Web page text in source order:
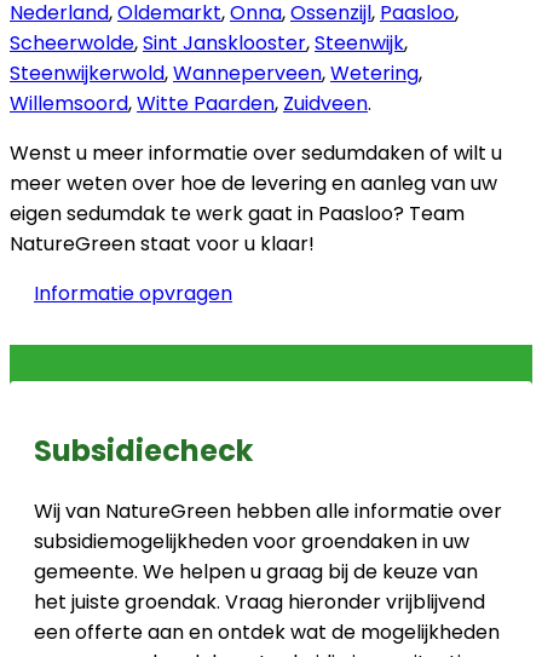
Nederland,Oldemarkt,Onna,Ossenzijl, Paasloo,
Scheerwolde,Sint Jansklooster,Steenwijk,
Steenwijkerwold,Wanneperveen,Wetering,
Willemsoord,Witte Paarden, Zuidveen.
Wenst u meer informatie over sedumdaken of wilt u
meer weten over hoe de levering en aanleg van uw
eigen sedumdak te werk gaat in Paasloo? Team
NatureGreen staat voor u klaar!
Informatie opvragen
Subsidiecheck
Wij van NatureGreen hebben alle informatie over
subsidiemogelijkheden voor groendaken in uw
gemeente. We helpen u graag bij de keuze van
het juiste groendak. Vraag hieronder vrijblijvend
een offerte aan en ontdek wat de mogelijkheden